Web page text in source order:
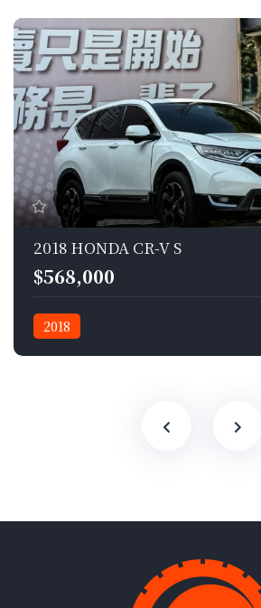
2018 HONDA CR-V S
$568,000
2018